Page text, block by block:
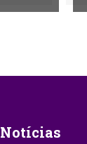
Notícias